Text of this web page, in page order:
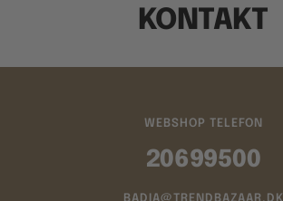
KONTAKT
WEBSHOP TELEFON
20699500
BADIA@TRENDBAZAAR.DK